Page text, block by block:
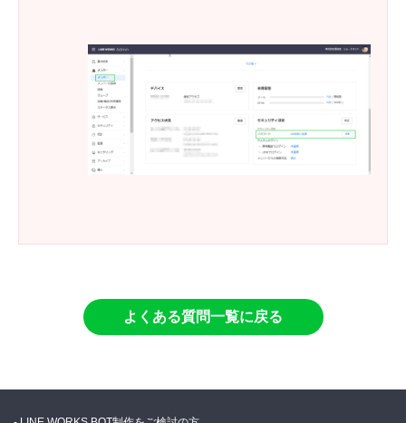
よくある質問一覧に戻る